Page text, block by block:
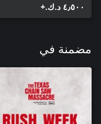
٤٫٥٠٠ د.ك.‏+
مضمنة في